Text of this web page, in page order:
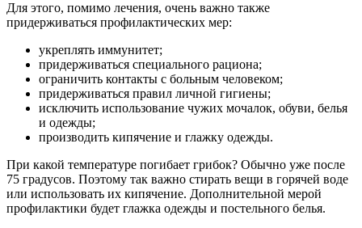
Для этого, помимо лечения, очень важно также
придерживаться профилактических мер:
укреплять иммунитет;
придерживаться специального рациона;
ограничить контакты с больным человеком;
придерживаться правил личной гигиены;
исключить использование чужих мочалок, обуви, белья
и одежды;
производить кипячение и глажку одежды.
При какой температуре погибает грибок? Обычно уже после
75 градусов. Поэтому так важно стирать вещи в горячей воде
или использовать их кипячение. Дополнительной мерой
профилактики будет глажка одежды и постельного белья.